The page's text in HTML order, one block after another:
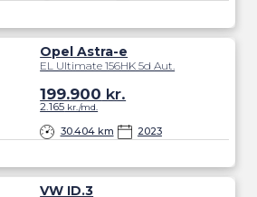
Opel Astra-e
EL Ultimate 156HK 5d Aut.
30.404 km 2023
199.900 kr.
2.165 kr./md.
VW ID.3